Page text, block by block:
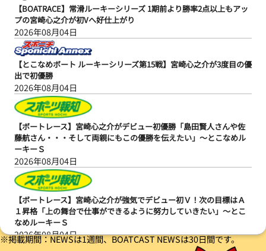
【BOATRACE】常滑ルーキーシリーズ 1期前より勝率2点以上もアッ
プの宮崎心之介が初Vへ好仕上がり
2026年08月04日
【とこなめボート ルーキーシリーズ第15戦】宮崎心之介が3度目の優
出で初優勝
2026年08月04日
【ボートレース】宮崎心之介がデビュー初優勝「島田賢人さんや佐
藤航さん・・・そして両親にもこの優勝を伝えたい」～とこなめル
ーキーＳ
2026年08月04日
【ボートレース】宮崎心之介が強気でデビュー初Ｖ！次の目標はＡ
１昇格「上の舞台で仕事ができるように努力していきたい」～とこ
なめルーキーＳ
2026年08月04日
※掲載期間：NEWSは1週間、BOATCAST NEWSは30日間です。